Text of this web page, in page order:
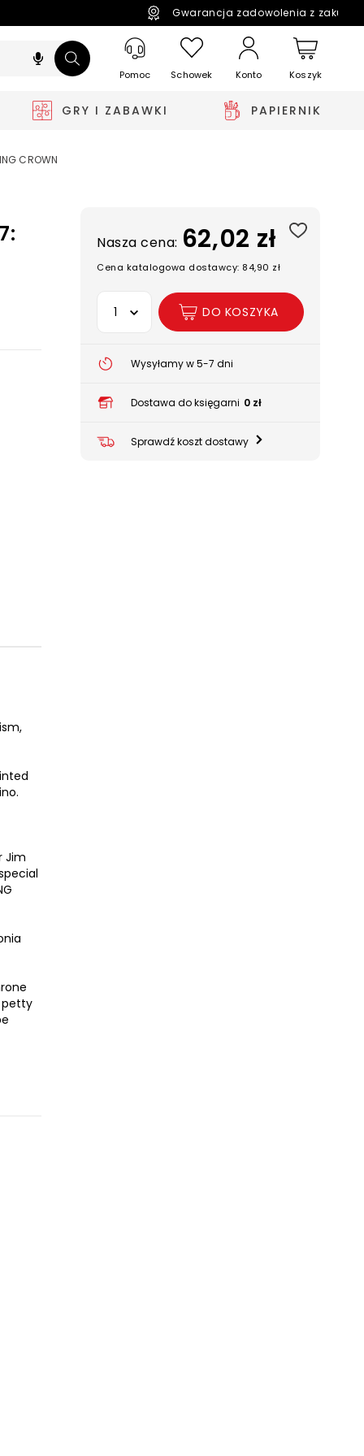
Gwarancja zadowolenia z
Pomoc Schowek Konto Koszyk
GRY I ZABAWKI PAPIERNIK
CROWN
Jim
petty
Nasza cena: 62,02 zł
Cena katalogowa dostawcy: 84,90 zł
Wybierz opcję
DO KOSZYKA
Wysyłamy w 5-7 dni
Dostawa do księgarni 0 zł
Sprawdź koszt dostawy